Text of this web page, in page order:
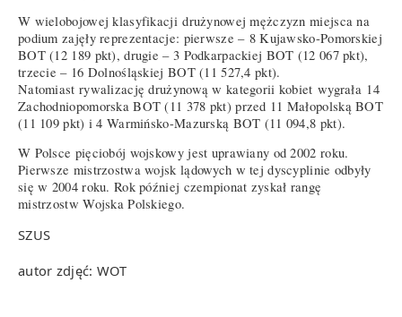
W wielobojowej klasyfikacji drużynowej mężczyzn miejsca na
podium zajęły reprezentacje: pierwsze – 8 Kujawsko-Pomorskiej
BOT (12 189 pkt), drugie – 3 Podkarpackiej BOT (12 067 pkt),
trzecie – 16 Dolnośląskiej BOT (11 527,4 pkt).
Natomiast rywalizację drużynową w kategorii kobiet wygrała 14
Zachodniopomorska BOT (11 378 pkt) przed 11 Małopolską BOT
(11 109 pkt) i 4 Warmińsko-Mazurską BOT (11 094,8 pkt).
W Polsce pięciobój wojskowy jest uprawiany od 2002 roku.
Pierwsze mistrzostwa wojsk lądowych w tej dyscyplinie odbyły
się w 2004 roku. Rok później czempionat zyskał rangę
mistrzostw Wojska Polskiego.
SZUS
autor zdjęć: WOT